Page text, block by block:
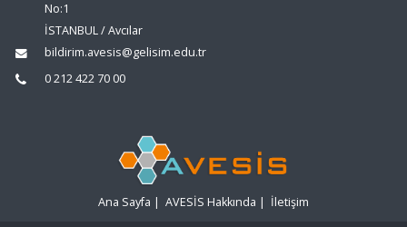
No:1
İSTANBUL / Avcılar
bildirim.avesis@gelisim.edu.tr
0 212 422 70 00
Ana Sayfa | AVESİS Hakkında | İletişim